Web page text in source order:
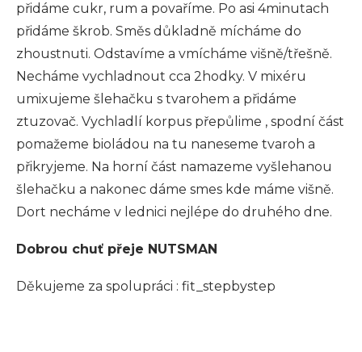
přidáme cukr, rum a povaříme. Po asi 4minutach
přidáme škrob. Směs důkladně mícháme do
zhoustnuti. Odstavíme a vmícháme višně/třešně.
Necháme vychladnout cca 2hodky. V mixéru
umixujeme šlehačku s tvarohem a přidáme
ztuzovač. Vychladlí korpus přepůlime , spodní část
pomažeme bioládou na tu naneseme tvaroh a
přikryjeme. Na horní část namazeme vyšlehanou
šlehačku a nakonec dáme smes kde máme višně.
Dort necháme v lednici nejlépe do druhého dne.
Dobrou chuť přeje NUTSMAN
Děkujeme za spolupráci : fit_stepbystep